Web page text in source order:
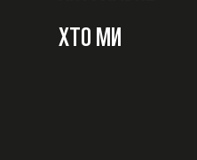
ХТО МИ